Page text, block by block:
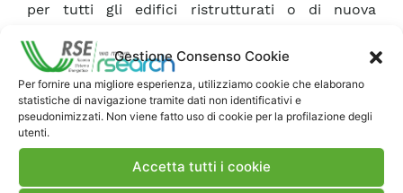
Gestione Consenso Cookie
Per fornire una migliore esperienza, utilizziamo cookie che elaborano
statistiche di navigazione tramite dati non identificativi e
pseudonimizzati. Non viene fatto uso di cookie per la profilazione degli
utenti.
Accetta tutti i cookie
per tutti gli edifici ristrutturati o di nuova
energia quasi zero. Il tema delle pompe di calore
è affrontato da vari punti di vista: aspetti
tecnologici, impiantistici, prestazionali ed
economici nella prospettiva del consumatore di
energia che sostiene direttamente i costi di
impianto e di esercizio della climatizzazione.